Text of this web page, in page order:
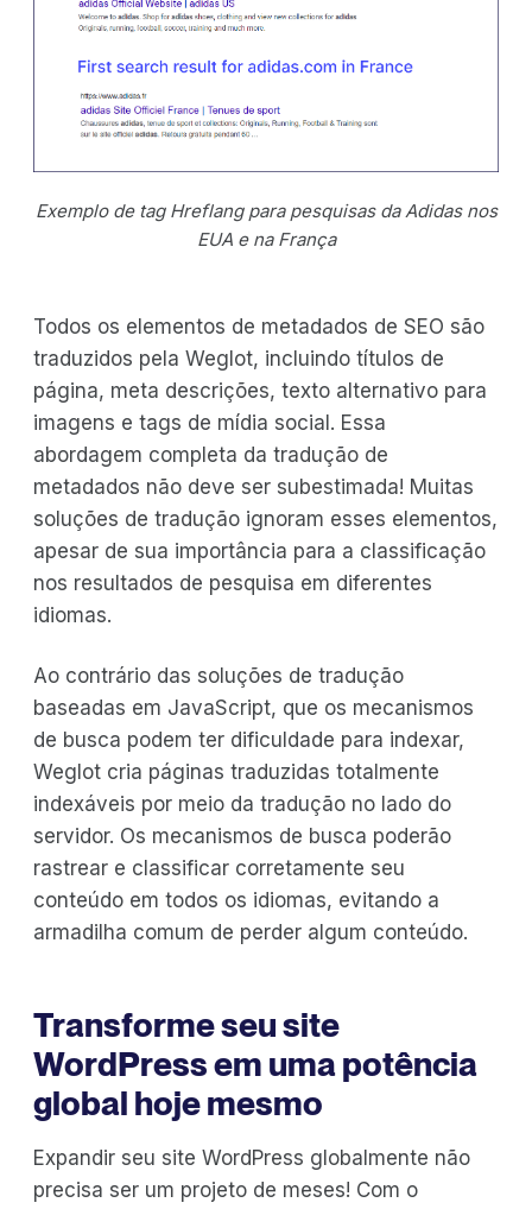
Exemplo de tag Hreflang para pesquisas da Adidas nos
EUA e na França
Todos os elementos de metadados de SEO são
traduzidos pela Weglot, incluindo títulos de
página, meta descrições, texto alternativo para
imagens e tags de mídia social. Essa
abordagem completa da tradução de
metadados não deve ser subestimada! Muitas
soluções de tradução ignoram esses elementos,
apesar de sua importância para a classificação
nos resultados de pesquisa em diferentes
idiomas.
Ao contrário das soluções de tradução
baseadas em JavaScript, que os mecanismos
de busca podem ter dificuldade para indexar,
Weglot cria páginas traduzidas totalmente
indexáveis por meio da tradução no lado do
servidor. Os mecanismos de busca poderão
rastrear e classificar corretamente seu
conteúdo em todos os idiomas, evitando a
armadilha comum de perder algum conteúdo.
Transforme seu site
WordPress em uma potência
global hoje mesmo
Expandir seu site WordPress globalmente não
precisa ser um projeto de meses! Com o